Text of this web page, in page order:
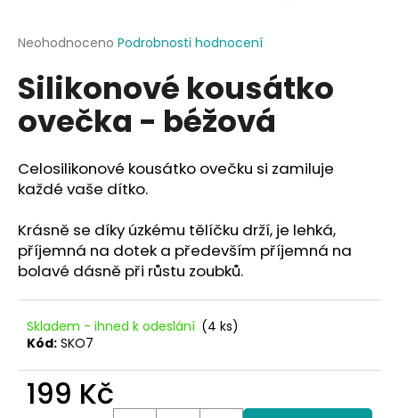
Průměrné
produktu
je
z
hvězdiček.
Neohodnoceno Podrobnosti hodnocení
Silikonové kousátko
ovečka - béžová
Celosilikonové kousátko ovečku si zamiluje
každé vaše dítko.
Krásně se díky úzkému tělíčku drží, je lehká,
příjemná na dotek a především příjemná na
bolavé dásně při růstu zoubků.
Skladem - ihned k odeslání (4 ks)
Kód: SKO7
199 Kč
j
t
?
D
o
p
o
u